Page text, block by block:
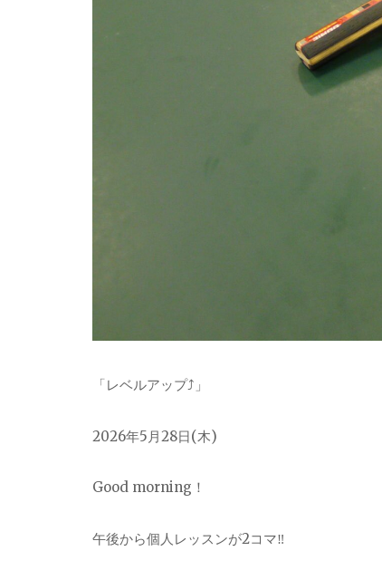
「レベルアップ⤴︎」
2026年5月28日(木)
Good morning！
午後から個人レッスンが2コマ‼︎